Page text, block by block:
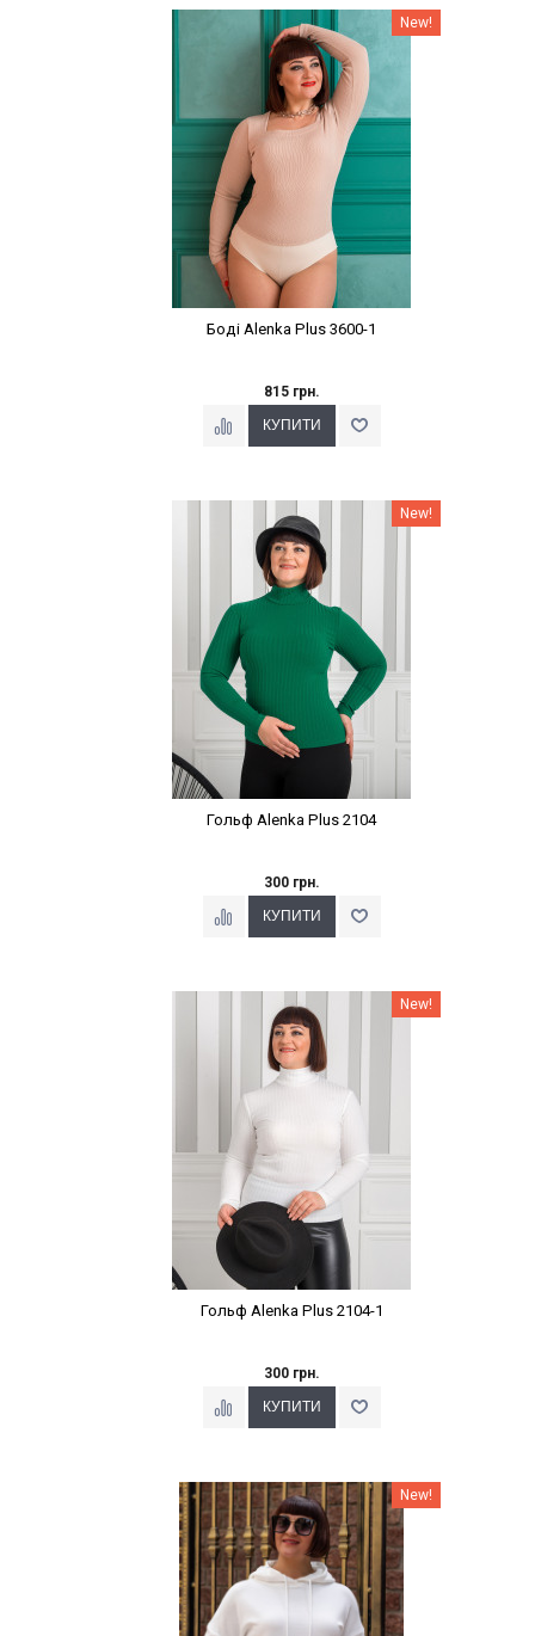
Наклейки Варіант з % New!
Боді Alenka Plus 3600-1
815 грн.
New!
Гольф Alenka Plus 2104
300 грн.
New!
Гольф Alenka Plus 2104-1
300 грн.
Наклейки Варіант з % New!